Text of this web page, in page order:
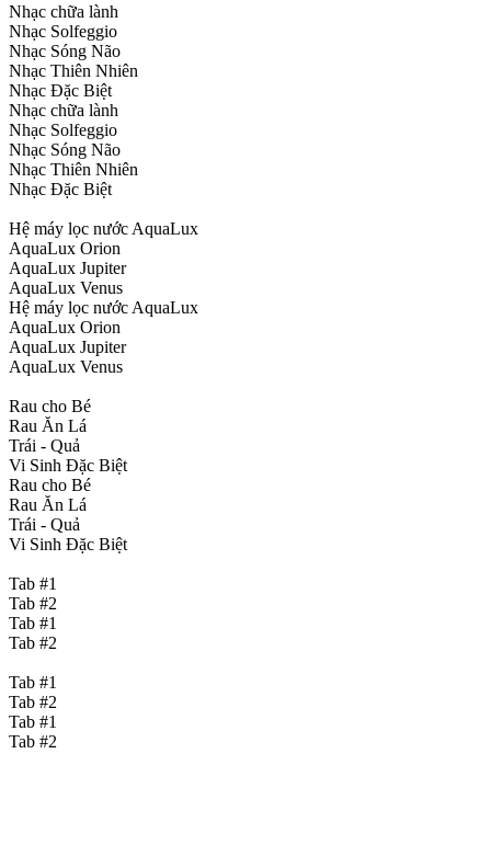
Nhạc chữa lành
Nhạc Solfeggio
Nhạc Sóng Não
Nhạc Thiên Nhiên
Nhạc Đặc Biệt
Nhạc chữa lành
Nhạc Solfeggio
Nhạc Sóng Não
Nhạc Thiên Nhiên
Nhạc Đặc Biệt
Hệ máy lọc nước AquaLux
AquaLux Orion
AquaLux Jupiter
AquaLux Venus
Hệ máy lọc nước AquaLux
AquaLux Orion
AquaLux Jupiter
AquaLux Venus
Rau cho Bé
Rau Ăn Lá
Trái - Quả
Vi Sinh Đặc Biệt
Rau cho Bé
Rau Ăn Lá
Trái - Quả
Vi Sinh Đặc Biệt
Tab #1
Tab #2
Tab #1
Tab #2
Tab #1
Tab #2
Tab #1
Tab #2